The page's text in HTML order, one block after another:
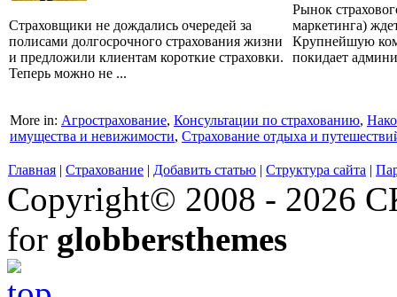
Страховщики не дождались очередей за
полисами долгосрочного страхования жизни
и предложили клиентам короткие страховки.
Теперь можно не ...
Рынок
маркетинга)
Крупнейшую
покидает
More in: Агрострахование, Консультации по страхованию,
имущества и невижимости, Страхование отдыха и
Главная | Страхование | Добавить статью | Структура сайта |
Copyright© 2008 - 2026
for globbersthemes